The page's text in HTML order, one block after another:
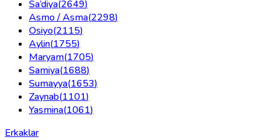
Sa’diya(2649)
Asmo / Asma(2298)
Osiyo(2115)
Aylin(1755)
Maryam(1705)
Samiya(1688)
Sumayya(1653)
Zaynab(1101)
Yasmina(1061)
Erkaklar